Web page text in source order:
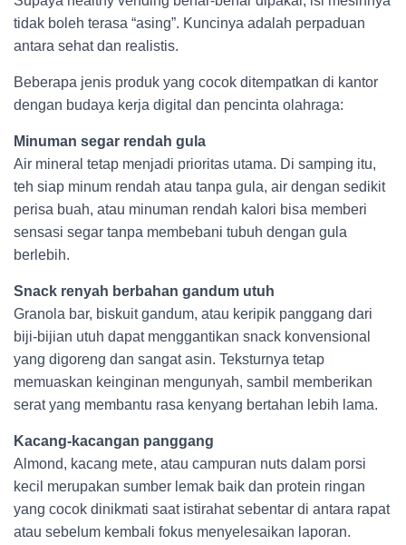
tidak boleh terasa “asing”. Kuncinya adalah perpaduan
antara sehat dan realistis.
Beberapa jenis produk yang cocok ditempatkan di kantor
dengan budaya kerja digital dan pencinta olahraga:
Minuman segar rendah gula
Air mineral tetap menjadi prioritas utama. Di samping itu,
teh siap minum rendah atau tanpa gula, air dengan sedikit
perisa buah, atau minuman rendah kalori bisa memberi
sensasi segar tanpa membebani tubuh dengan gula
berlebih.
Snack renyah berbahan gandum utuh
Granola bar, biskuit gandum, atau keripik panggang dari
biji-bijian utuh dapat menggantikan snack konvensional
yang digoreng dan sangat asin. Teksturnya tetap
memuaskan keinginan mengunyah, sambil memberikan
serat yang membantu rasa kenyang bertahan lebih lama.
Kacang-kacangan panggang
Almond, kacang mete, atau campuran nuts dalam porsi
kecil merupakan sumber lemak baik dan protein ringan
yang cocok dinikmati saat istirahat sebentar di antara rapat
atau sebelum kembali fokus menyelesaikan laporan.